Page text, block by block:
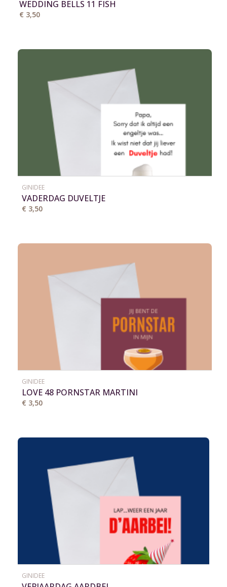
WEDDING BELLS 11 FISH
€ 3,50
GINIDEE
VADERDAG DUVELTJE
€ 3,50
GINIDEE
LOVE 48 PORNSTAR MARTINI
€ 3,50
GINIDEE